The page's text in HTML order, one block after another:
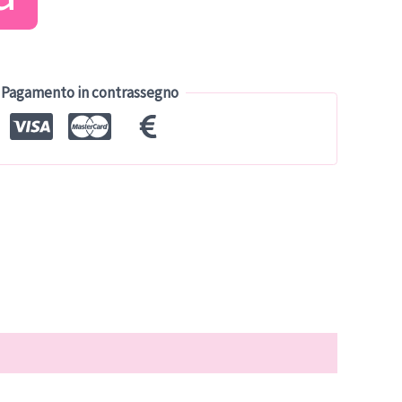
Pagamento in contrassegno